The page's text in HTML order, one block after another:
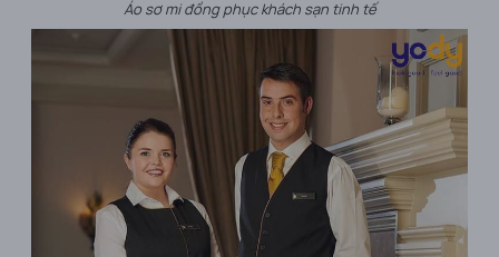
Áo sơ mi đồng phục khách sạn tinh tế